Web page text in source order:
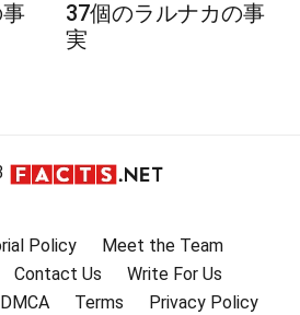
37個のラルナカの事
実
Policy
Meet the Team
Contact Us
Write For Us
DMCA Terms
Privacy Policy